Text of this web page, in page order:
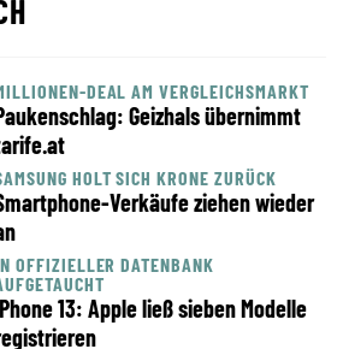
DEAL AM VERGLEICHSMARKT
Geizhals übernimmt
HOLT SICH KRONE ZURÜCK
Verkäufe ziehen wieder
OFFIZIELLER DATENBANK
13: Apple ließ sieben Modelle